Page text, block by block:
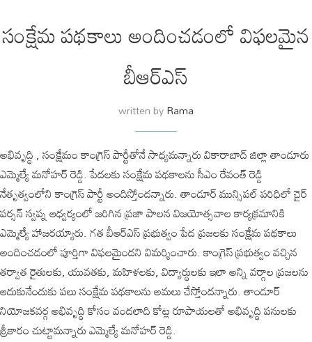
సంక్షేమ పథకాలు అందించడంలో విఫలమైన
బీఆర్ఎస్
written byRama
అభివృద్ధి , సంక్షేమం కాంగ్రెస్ పార్టీతోనే సాధ్యమన్నారు వికారాబాద్ జిల్లా తాండూరు
ఎమ్మెల్యే మనోహర్ రెడ్డి. పేదలకు సంక్షేమ పథకాలను సీఎం రేవంత్ రెడ్డి
నేతృత్వంలోని కాంగ్రెస్ పార్టీ అందిస్తోందన్నారు. తాండూర్ మున్సిపల్ పరిధిలో చైర్
పర్సన్ స్వప్న ఆధ్వర్యంలో జరిగిన ప్రజా పాలన విజయోత్సవాల కార్యక్రమానికి
ఎమ్మెల్యే హాజరయ్యారు. గత బీఆర్ఎస్ ప్రభుత్వం పేద ప్రజలకు సంక్షేమ పథకాలు
అందించడంలో పూర్తిగా విఫలమైందని విమర్శించారు. కాంగ్రెస్ ప్రభుత్వం వచ్చిన
తర్వాత రైతులకు, యువతకు, మహిళలకు, విద్యార్థులకు ఇలా అన్ని వర్గాల ప్రజలను
ఆదుకునేందుకు పలు సంక్షేమ పథకాలను అమలు చేస్తోందన్నారు. తాండూర్
నియోజకవర్గ అభివృద్ధి కోసం వందలాది కోట్ల రూపాయలతో అభివృద్ధి పనులకు
శ్రీకారం చుట్టామన్నారు ఎమ్మెల్యే మనోహర్ రెడ్డి.